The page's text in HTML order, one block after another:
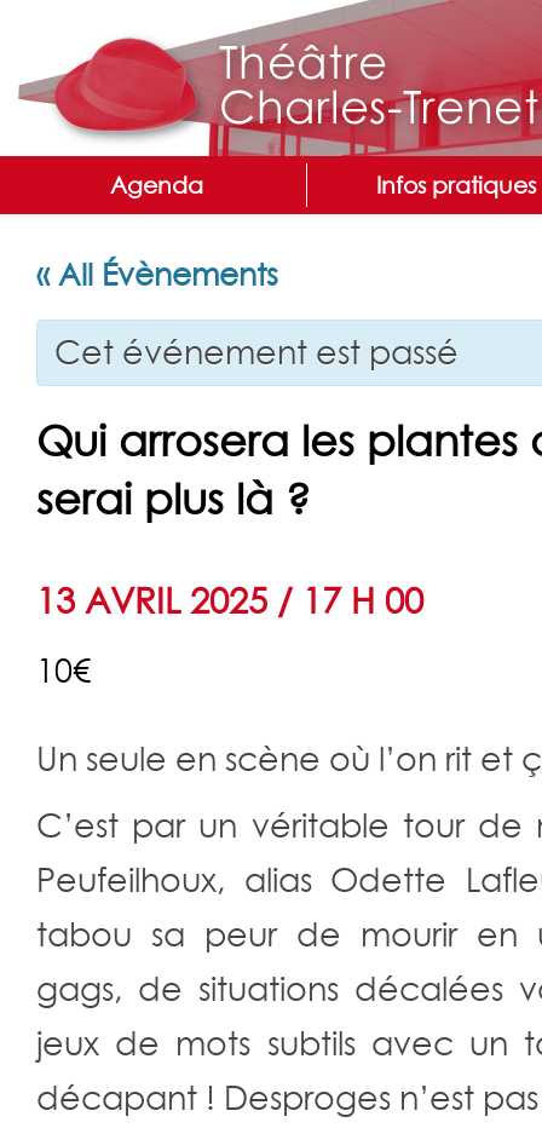
Agenda Infos pratiques
« All Évènements
Cet événement est passé
Qui arrosera les
serai plus là ?
13 AVRIL 2025 / 17 H 00
10€
Évènement
Un seule en scène où l’on rit et
C’est par un véritable tour de
Peufeilhoux, alias Odette
tabou sa peur de mourir en
gags, de situations décalées
jeux de mots subtils avec un
décapant ! Desproges n’est